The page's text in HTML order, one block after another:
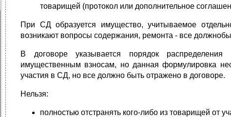
товарищей (протокол или дополнительное
При СД образуется имущество, учитываемое
возникают вопросы содержания, ремонта - все
В договоре указывается порядок
имущественным взносам, но данная формулировка
участия в СД, но все должно быть отражено в договоре.
Нельзя:
полностью отстранять кого-либо из товарищей от